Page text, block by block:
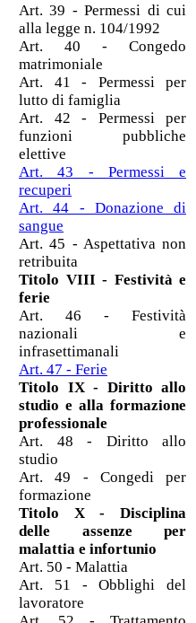
Art. 39 - Permessi di cui
alla legge n. 104/1992
Art. 40 - Congedo
matrimoniale
Art. 41 - Permessi per
lutto di famiglia
Art. 42 - Permessi per
funzioni pubbliche
elettive
Art. 43 - Permessi e
recuperi
Art. 44 - Donazione di
sangue
Art. 45 - Aspettativa non
retribuita
Titolo VIII - Festività e
ferie
Art. 46 - Festività
nazionali e
infrasettimanali
Art. 47 - Ferie
Titolo IX - Diritto allo
studio e alla formazione
professionale
Art. 48 - Diritto allo
studio
Art. 49 - Congedi per
formazione
Titolo X - Disciplina
delle assenze per
malattia e infortunio
Art. 50 - Malattia
Art. 51 - Obblighi del
lavoratore